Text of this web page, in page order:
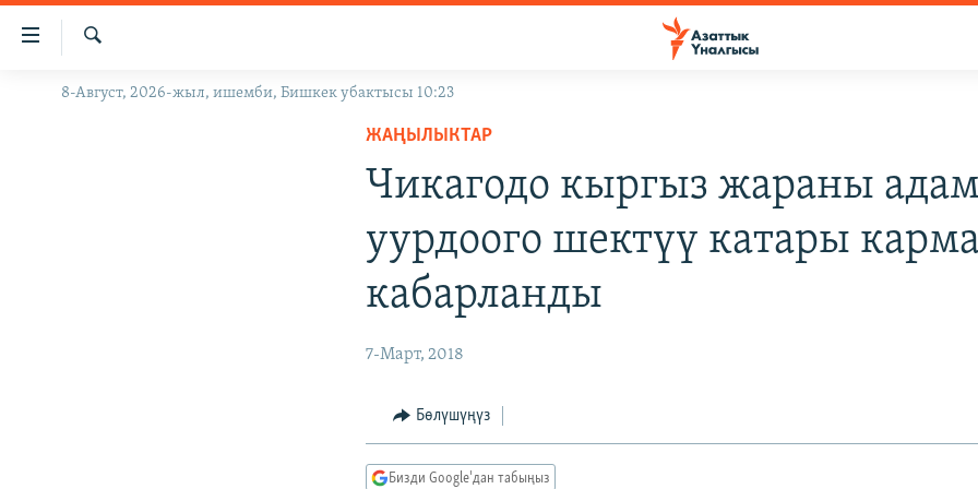
Линктер
Мазмунга
Навигацияга
ЖАҢЫЛЫКТАР
Издөө
8-Август, 2026-жыл, ишемби, Бишкек убактысы 10:23
ЖАҢЫЛЫКТАР
Чикагодо кыргыз жараны
уурдоого шектүү катары
кабарланды
7-Март, 2018
Бөлүшүңүз
Бизди Google'дан табыңыз